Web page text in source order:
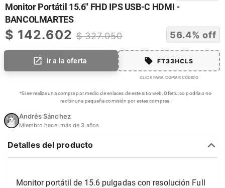
Monitor Portátil 15.6" FHD IPS USB-C HDMI -
BANCOLMARTES
$ 142.602 $327.050 56.4% off
ir a la oferta FT33HCLS
CLICK PARA COPIAR CÓDIGO
*Si se realiza una compra por medio de enlaces de este sitio web, Ofertu.co podría o no
recibir una pequeña comisión por estas compras.
Andrés Sánchez
Miembro hace: más de 3 años
Detalles del producto
Monitor portátil de 15.6 pulgadas con resolución Full